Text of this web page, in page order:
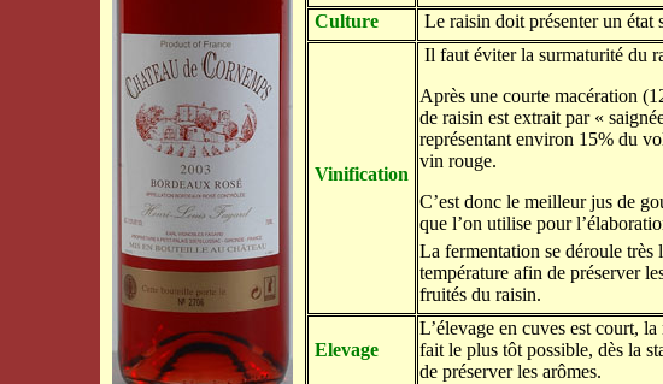
Culture
Le raisin doit présenter un état
Vinification
Il faut éviter la surmaturité du
Après une courte macération
de raisin est extrait par «
représentant environ 15% du
vin rouge.
C’est donc le meilleur jus de
que l’on utilise pour
La fermentation se déroule très
température afin de préserver
fruités du raisin.
Elevage
L’élevage en cuves est court,
fait le plus tôt possible, dès la
de préserver les arômes.